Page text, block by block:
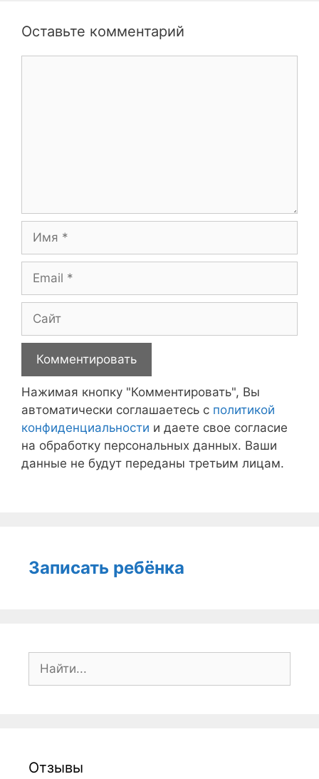
Оставьте комментарий
Имя
Email
Сайт
Нажимая кнопку "Комментировать", Вы
автоматически соглашаетесь с политикой
конфиденциальности и даете свое согласие
на обработку персональных данных. Ваши
данные не будут переданы третьим лицам.
Записать ребёнка
Отзывы